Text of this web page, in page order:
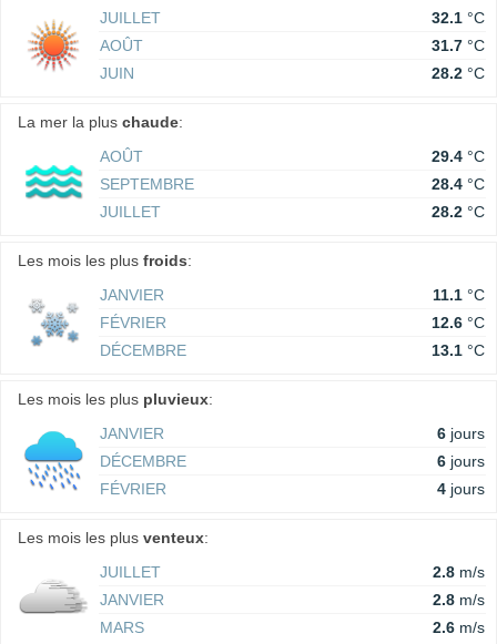
JUILLET
32.1 °C
AOÛT
31.7 °C
JUIN
28.2 °C
La mer la plus chaude:
AOÛT
29.4 °C
SEPTEMBRE
28.4 °C
JUILLET
28.2 °C
Les mois les plus froids:
JANVIER
11.1 °C
FÉVRIER
12.6 °C
DÉCEMBRE
13.1 °C
Les mois les plus pluvieux:
JANVIER
6 jours
DÉCEMBRE
6 jours
FÉVRIER
4 jours
Les mois les plus venteux:
JUILLET
2.8 m/s
JANVIER
2.8 m/s
MARS
2.6 m/s